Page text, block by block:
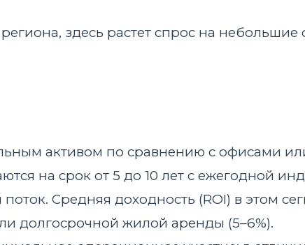
здесь растет спрос на небольшие
активом по сравнению с офисами
на срок от 5 до 10 лет с ежегодной
Средняя доходность (ROI) в этом
долгосрочной жилой аренды (5–6%).